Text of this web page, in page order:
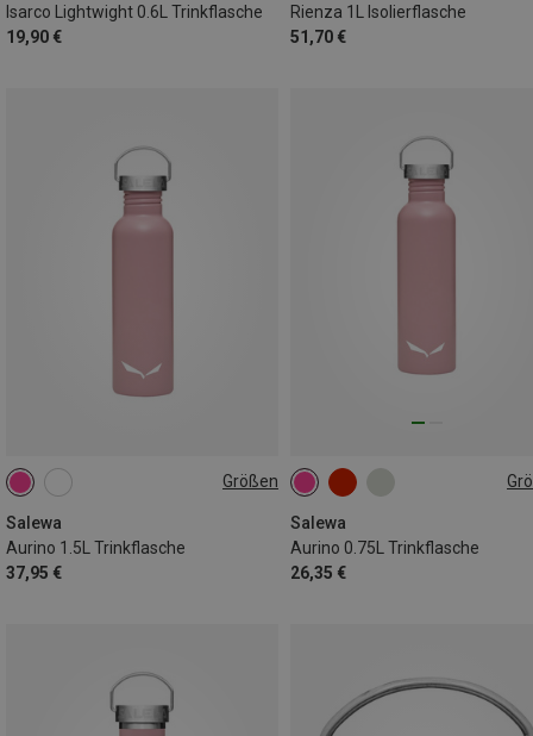
Isarco Lightwight 0.6L Trinkflasche
19,90 €
Rienza 1L Isolierflasche
51,70 €
Größen
Salewa
Aurino 1.5L Trinkflasche
37,95 €
1.5L
Salewa
Aurino 0.75L Trinkflasche
26,35 €
ONE SIZE